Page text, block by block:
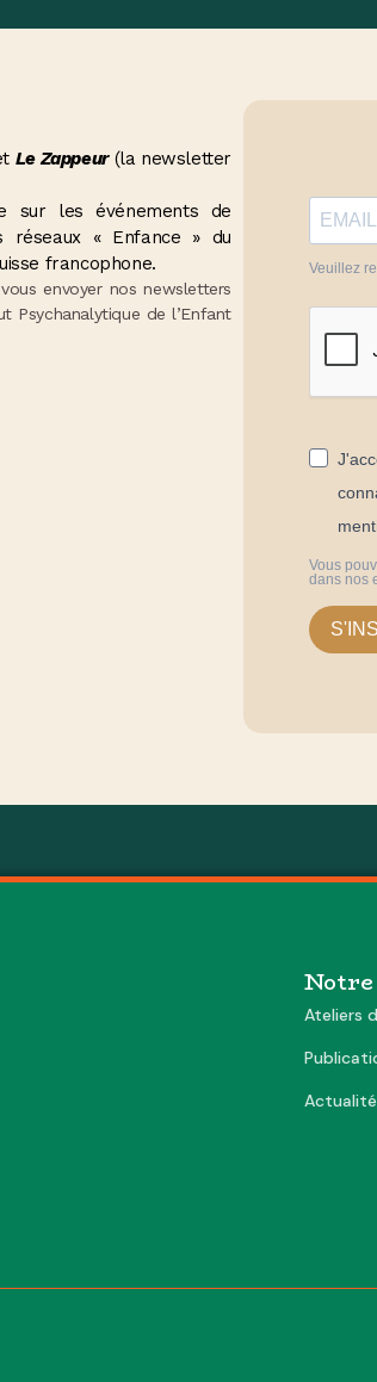
Le Zappeur(la newsletter
sur les événements de
réseaux « Enfance » du
francophone.
envoyer nos newsletters
Psychanalytique de l’Enfant
Veuillez
Vous
dans nos
Ateliers